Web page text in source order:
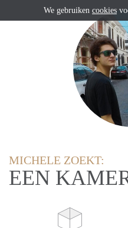
MICHELE ZOEKT:
EEN
We gebruiken cookies